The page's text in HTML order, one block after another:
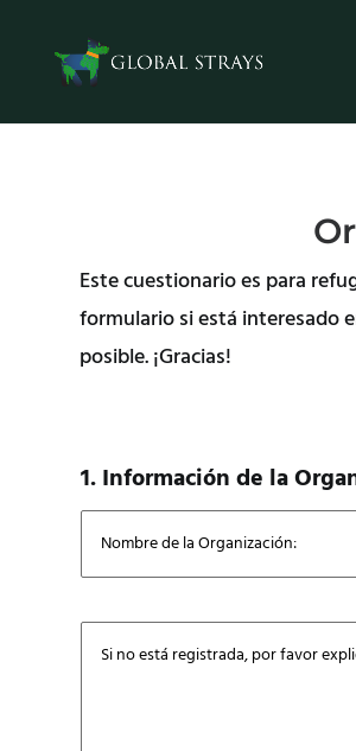
Este cuestionario es para
formulario si está interesado
posible. ¡Gracias!
1. Información de la